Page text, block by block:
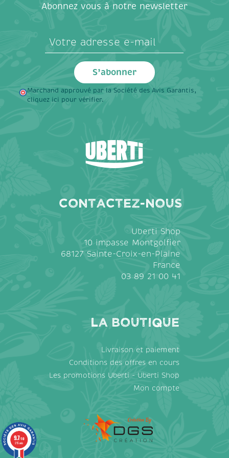
Abonnez vous à notre newsletter
Marchand approuvé par la Société des Avis Garantis,
cliquez ici pour vérifier.
Contactez-nous
Uberti Shop
10 impasse Montgolfier
68127 Sainte-Croix-en-Plaine
France
03 89 21 00 41
La Boutique
Livraison et paiement
Conditions des offres en cours
Les promotions Uberti - Uberti Shop
Mon compte
9.7/10
215 avis